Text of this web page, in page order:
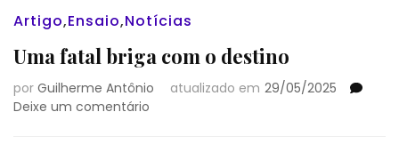
Artigo,Ensaio,Notícias
Uma fatal briga com o destino
por Guilherme Antônio atualizado em 29/05/2025
Deixe um comentário